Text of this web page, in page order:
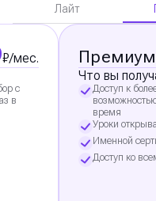
Лайт
₽/мес.
с
в
Премиум
Что вы
Доступ к
время
Уроки
Именной
Доступ ко